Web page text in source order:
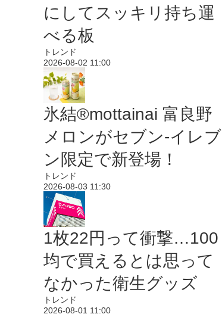
にしてスッキリ持ち運
べる板
トレンド
2026-08-02 11:00
氷結®mottainai 富良野
メロンがセブン‐イレブ
ン限定で新登場！
トレンド
2026-08-03 11:30
1枚22円って衝撃…100
均で買えるとは思って
なかった衛生グッズ
トレンド
2026-08-01 11:00